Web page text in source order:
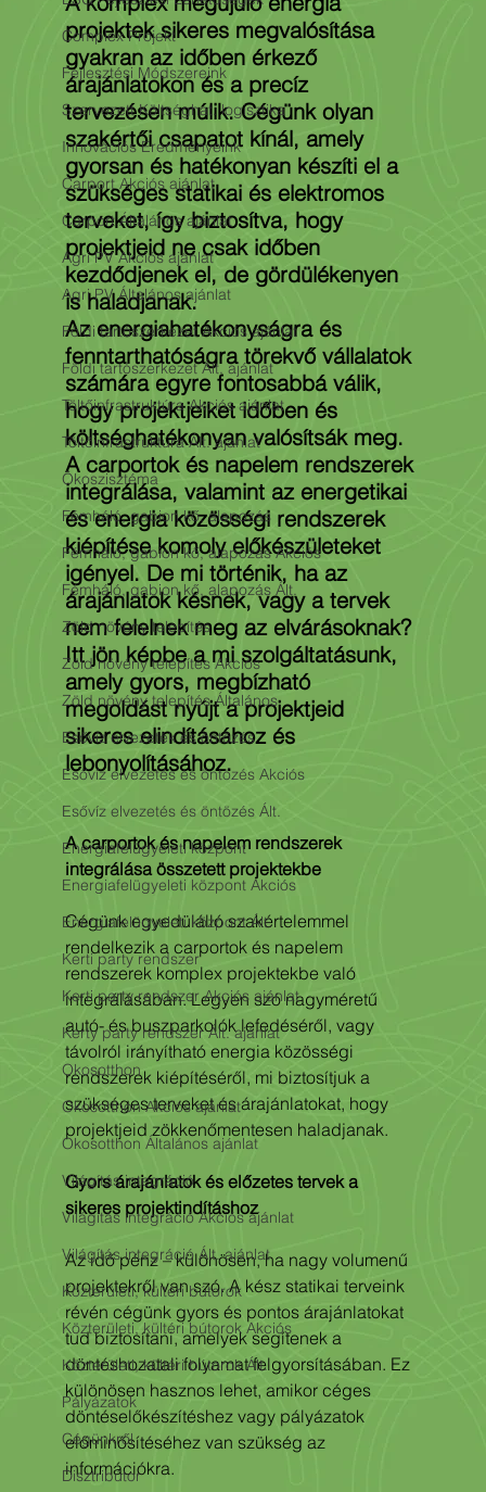
Complex Projekt
Fejlesztési Módszereink
Szervezett Költséghat. logisztika
Innovációs Eredményeink
Carport Akciós ajánlat
Carport Általános ajánlat
Agri PV Akciós ajánlat
Agri PV Általános ajánlat
Földi tartószerkezet Akciós ajánlat
Földi tartószerkezet Ált. ajánlat
Töltőinfrastruktúra Akciós ajánlat
Töltőinfrastruktúra Ált. ajánlat
Ökoszisztéma
Fémháló, gabion kő, alapozás
Fémháló, gabion kő, alapozás Akciós
Fémháló, gabion kő, alapozás Ált.
Zöld növény telepítés
Zöld növény telepítés Akciós
Zöld növény telepítés Általános
Esővíz elvezeték és öntözés
Esővíz elvezetés és öntözés Akciós
Esővíz elvezetés és öntözés Ált.
Energiafelügyeleti központ
Energiafelügyeleti központ Akciós
Energiafelügyeleti központ Ált.
Kerti party rendszer
Kerti party rendszer Akciós ajánlat
Kerty party rendszer Ált. ajánlat
Okosotthon
Okosotthon Akciós ajánlat
Okosotthon Általános ajánlat
Világítás integráció
Világítás integráció Akciós ajánlat
Világítás integráció Ált. ajánlat
Közterületi, kültéri bútorok
Közterületi, kültéri bútorok Akciós
Közterületi, kültéri bútorok Ált.
Pályázatok
Cégünkről
Disztribútor
projektek sikeres megvalósítása
gyakran az időben érkező
árajánlatokon és a precíz
tervezésen múlik. Cégünk olyan
szakértői csapatot kínál, amely
gyorsan és hatékonyan készíti el a
szükséges statikai és elektromos
terveket, így biztosítva, hogy
projektjeid ne csak időben
kezdődjenek el, de gördülékenyen
is haladjanak.
Az energiahatékonyságra és
fenntarthatóságra törekvő vállalatok
számára egyre fontosabbá válik,
hogy projektjeiket időben és
költséghatékonyan valósítsák meg.
A carportok és napelem rendszerek
integrálása, valamint az energetikai
és energia közösségi rendszerek
kiépítése komoly előkészületeket
igényel. De mi történik, ha az
árajánlatok késnek, vagy a tervek
nem felelnek meg az elvárásoknak?
Itt jön képbe a mi szolgáltatásunk,
amely gyors, megbízható
megoldást nyújt a projektjeid
sikeres elindításához és
lebonyolításához.
A carportok és napelem rendszerek
integrálása összetett projektekbe
Cégünk egyedülálló szakértelemmel
rendelkezik a carportok és napelem
rendszerek komplex projektekbe való
integrálásában. Legyen szó nagyméretű
autó- és buszparkolók lefedéséről, vagy
távolról irányítható energia közösségi
rendszerek kiépítéséről, mi biztosítjuk a
szükséges terveket és árajánlatokat, hogy
projektjeid zökkenőmentesen haladjanak.
Gyors árajánlatok és előzetes tervek a
sikeres projektindításhoz
Az idő pénz – különösen, ha nagy volumenű
projektekről van szó. A kész statikai terveink
révén cégünk gyors és pontos árajánlatokat
tud biztosítani, amelyek segítenek a
döntéshozatali folyamat felgyorsításában. Ez
különösen hasznos lehet, amikor céges
döntéselőkészítéshez vagy pályázatok
előminősítéséhez van szükség az
információkra.